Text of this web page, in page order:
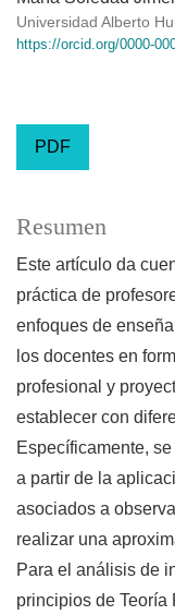
Universidad Alberto
https://orcid.org/0000-
PDF
Resumen
Este artículo da
práctica de
enfoques de
los docentes en
profesional y
establecer con
Específicamente,
a partir de la
asociados a
realizar una
Para el análisis de
principios de Teoría